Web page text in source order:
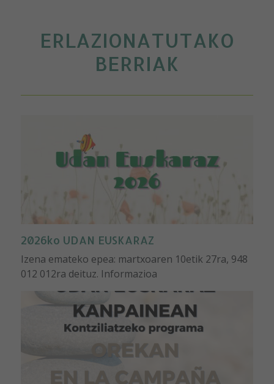
ERLAZIONATUTAKO
BERRIAK
2026ko UDAN EUSKARAZ
Izena emateko epea: martxoaren 10etik 27ra, 948
012 012ra deituz. Informazioa